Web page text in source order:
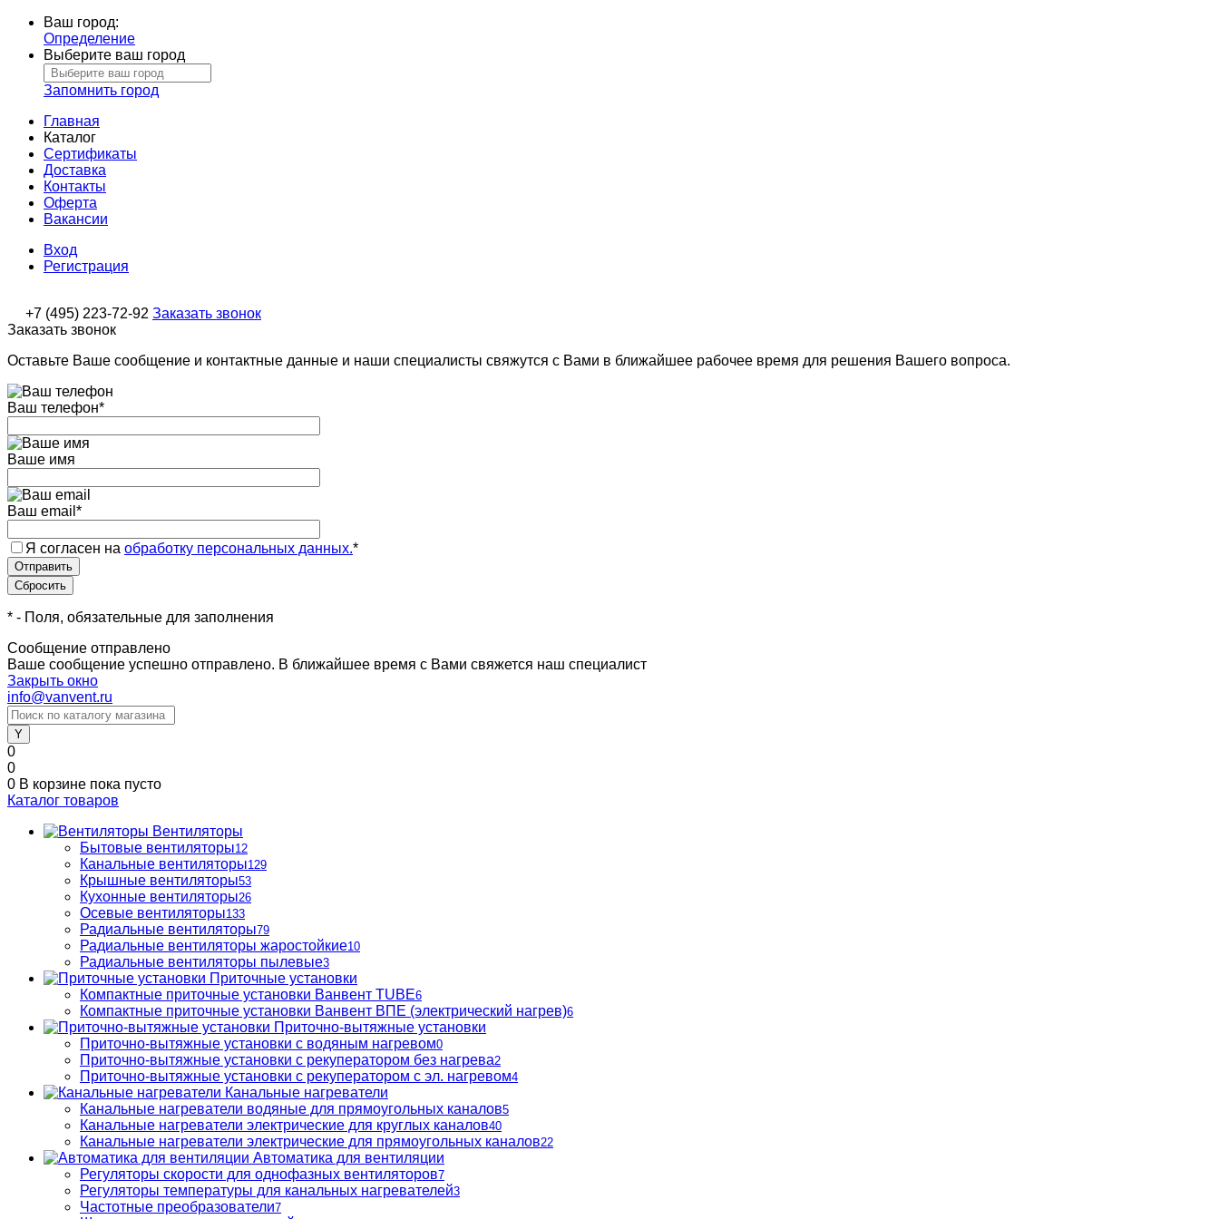
Ваш город:
Определение
Выберите ваш город
Запомнить город
Главная
Каталог
Сертификаты
Доставка
Контакты
Оферта
Вакансии
Вход
Регистрация
+7 (495) 223-72-92 Заказать звонок
Заказать звонок
Оставьте Ваше сообщение и контактные данные и наши специалисты свяжутся с Вами в ближайшее рабочее время для решения Вашего вопроса.
Ваш телефон*
Ваше имя
Ваш email *
Я согласен на обработку персональных данных.*
* - Поля, обязательные для заполнения
Сообщение отправлено
Ваше сообщение успешно отправлено. В ближайшее время с Вами свяжется наш специалист
Закрыть окно
info@vanvent.ru
0
0
0 В корзине пока пусто
Каталог товаров
Вентиляторы
Бытовые вентиляторы12
Канальные вентиляторы129
Крышные вентиляторы53
Кухонные вентиляторы26
Осевые вентиляторы133
Радиальные вентиляторы79
Радиальные вентиляторы жаростойкие10
Радиальные вентиляторы пылевые3
Приточные установки
Компактные приточные установки Ванвент TUBE6
Компактные приточные установки Ванвент ВПЕ (электрический нагрев)6
Приточно-вытяжные установки
Приточно-вытяжные установки с водяным нагревом0
Приточно-вытяжные установки с рекуператором без нагрева2
Приточно-вытяжные установки с рекуператором с эл. нагревом4
Канальные нагреватели
Канальные нагреватели водяные для прямоугольных каналов5
Канальные нагреватели электрические для круглых каналов40
Канальные нагреватели электрические для прямоугольных каналов22
Автоматика для вентиляции
Регуляторы скорости для однофазных вентиляторов7
Регуляторы температуры для канальных нагревателей3
Частотные преобразователи7